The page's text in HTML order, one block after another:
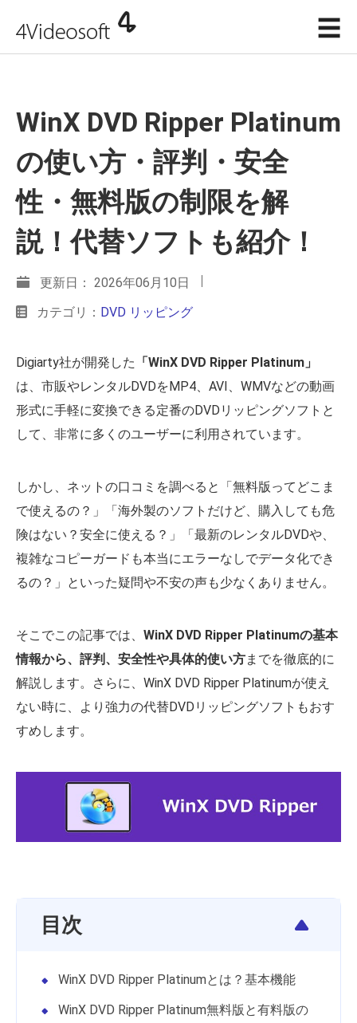
☰
WinX DVD Ripper Platinum
の使い方・評判・安全
性・無料版の制限を解
説！代替ソフトも紹介！
更新日： 2026年06月10日
カテゴリ： DVD リッピング
Digiarty社が開発した 「WinX DVD Ripper Platinum」
は、市販やレンタルDVDをMP4、AVI、WMVなどの動画
形式に手軽に変換できる定番のDVDリッピングソフトと
して、非常に多くのユーザーに利用されています。
しかし、ネットの口コミを調べると「無料版ってどこま
で使えるの？」「海外製のソフトだけど、購入しても危
険はない？安全に使える？」「最新のレンタルDVDや、
複雑なコピーガードも本当にエラーなしでデータ化でき
るの？」といった疑問や不安の声も少なくありません。
そこでこの記事では、 WinX DVD Ripper Platinumの基本
情報から、評判、安全性や具体的使い方までを徹底的に
解説します。さらに、WinX DVD Ripper Platinumが使え
ない時に、より強力の代替DVDリッピングソフトもおす
すめします。
目次
WinX DVD Ripper Platinumとは？基本機能
WinX DVD Ripper Platinum無料版と有料版の